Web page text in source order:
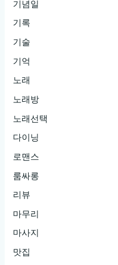
기념일
기록
기술
기억
노래
노래방
노래선택
다이닝
로맨스
룸싸롱
리뷰
마무리
마사지
맛집